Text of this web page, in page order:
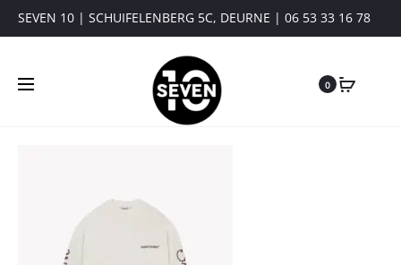
SEVEN 10 | SCHUIFELENBERG 5C, DEURNE | 06 53 33 16 78
0